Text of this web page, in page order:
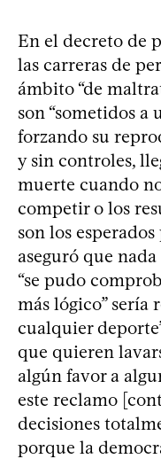
En el decreto de
las carreras de
ámbito “de
son “sometidos
forzando su
y sin controles,
muerte cuando
competir o los
son los
aseguró que
“se pudo
más lógico” sería
cualquier
que quieren
algún favor a
este reclamo
decisiones
porque la